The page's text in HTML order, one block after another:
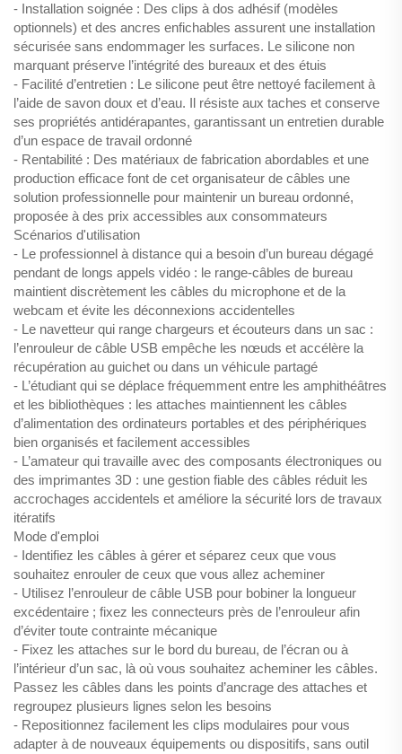
- Installation soignée : Des clips à dos adhésif (modèles
optionnels) et des ancres enfichables assurent une installation
sécurisée sans endommager les surfaces. Le silicone non
marquant préserve l’intégrité des bureaux et des étuis
- Facilité d’entretien : Le silicone peut être nettoyé facilement à
l’aide de savon doux et d’eau. Il résiste aux taches et conserve
ses propriétés antidérapantes, garantissant un entretien durable
d’un espace de travail ordonné
- Rentabilité : Des matériaux de fabrication abordables et une
production efficace font de cet organisateur de câbles une
solution professionnelle pour maintenir un bureau ordonné,
proposée à des prix accessibles aux consommateurs
Scénarios d'utilisation
- Le professionnel à distance qui a besoin d’un bureau dégagé
pendant de longs appels vidéo : le range-câbles de bureau
maintient discrètement les câbles du microphone et de la
webcam et évite les déconnexions accidentelles
- Le navetteur qui range chargeurs et écouteurs dans un sac :
l’enrouleur de câble USB empêche les nœuds et accélère la
récupération au guichet ou dans un véhicule partagé
- L’étudiant qui se déplace fréquemment entre les amphithéâtres
et les bibliothèques : les attaches maintiennent les câbles
d’alimentation des ordinateurs portables et des périphériques
bien organisés et facilement accessibles
- L’amateur qui travaille avec des composants électroniques ou
des imprimantes 3D : une gestion fiable des câbles réduit les
accrochages accidentels et améliore la sécurité lors de travaux
itératifs
Mode d'emploi
- Identifiez les câbles à gérer et séparez ceux que vous
souhaitez enrouler de ceux que vous allez acheminer
- Utilisez l’enrouleur de câble USB pour bobiner la longueur
excédentaire ; fixez les connecteurs près de l’enrouleur afin
d’éviter toute contrainte mécanique
- Fixez les attaches sur le bord du bureau, de l’écran ou à
l’intérieur d’un sac, là où vous souhaitez acheminer les câbles.
Passez les câbles dans les points d’ancrage des attaches et
regroupez plusieurs lignes selon les besoins
- Repositionnez facilement les clips modulaires pour vous
adapter à de nouveaux équipements ou dispositifs, sans outil